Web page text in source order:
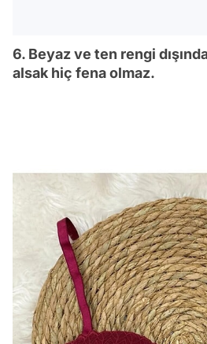
6. Beyaz ve ten rengi
alsak hiç fena olmaz.